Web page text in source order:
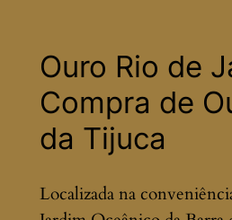
Ouro Rio de
Compra de
da Tijuca
Localizada na